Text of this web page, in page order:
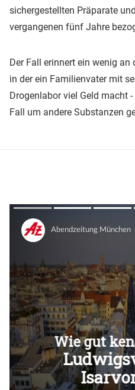
sichergestellten Präparate
vergangenen fünf Jahre
Der Fall erinnert ein wenig an
in der ein Familienvater mit
Drogenlabor viel Geld macht
Fall um andere Substanzen